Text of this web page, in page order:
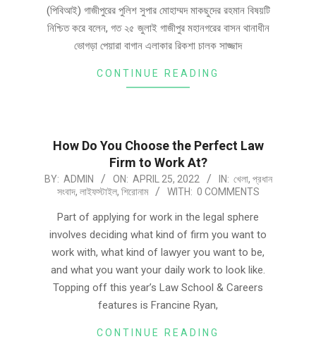
(পিবিআই) গাজীপুরের পুলিশ সুপার মোহাম্মদ মাকছুদের রহমান বিষয়টি
নিশ্চিত করে বলেন, গত ২৫ জুলাই গাজীপুর মহানগরের বাসন থানাধীন
ভোগড়া পেয়ারা বাগান এলাকার রিকশা চালক সাজ্জাদ
CONTINUE READING
How Do You Choose the Perfect Law
Firm to Work At?
BY: ADMIN ON: APRIL 25, 2022 IN: খেলা, প্রধান
সংবাদ, লাইফস্টাইল, শিরোনাম WITH: 0 COMMENTS
Part of applying for work in the legal sphere
involves deciding what kind of firm you want to
work with, what kind of lawyer you want to be,
and what you want your daily work to look like.
Topping off this year’s Law School & Careers
features is Francine Ryan,
CONTINUE READING